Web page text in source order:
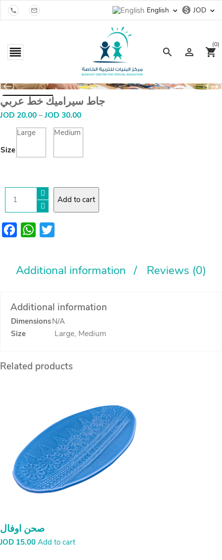
  English expand_more monetization_on JOD expand_more
 search  shopping_cart
(0)
جاط سيراميك خط عربي
JOD 20.00–JOD 30.00Price
JOD
Size
Large Medium
جاط
سيراميك
quantity
Add to cart
FacebookWhatsApp
Additional information Reviews (0)
Additional information
DimensionsN/A
Size
Large, Medium
Related products
صحن اوفال
JOD 15.00 Add to cart